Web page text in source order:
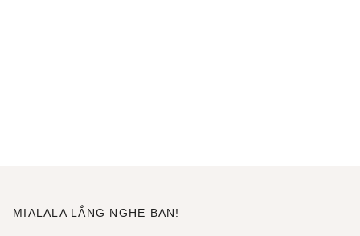
MIALALA LẮNG NGHE BẠN!